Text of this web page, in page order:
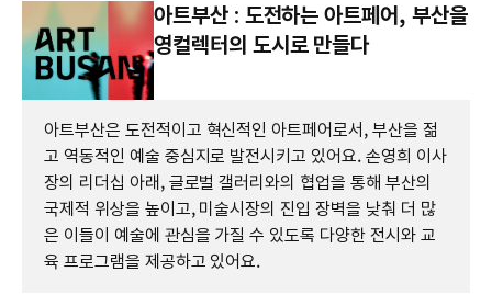
아트부산 : 도전하는 아트페어, 부산을
영컬렉터의 도시로 만들다
아트부산은 도전적이고 혁신적인 아트페어로서, 부산을 젊
고 역동적인 예술 중심지로 발전시키고 있어요. 손영희 이사
장의 리더십 아래, 글로벌 갤러리와의 협업을 통해 부산의
국제적 위상을 높이고, 미술시장의 진입 장벽을 낮춰 더 많
은 이들이 예술에 관심을 가질 수 있도록 다양한 전시와 교
육 프로그램을 제공하고 있어요.